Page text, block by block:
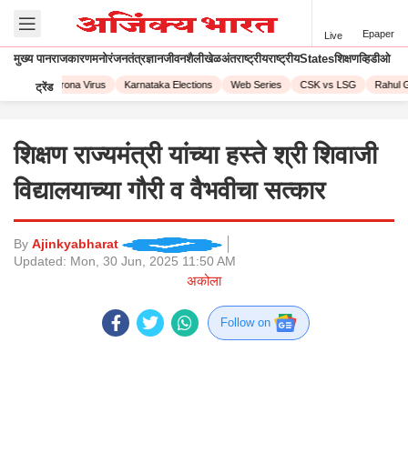
Live Epaper
मुख्य पानराजकारणमनोरंजनतंत्रज्ञानजीवनशैलीखेळअंतराष्ट्रीयराष्ट्रीयStatesशिक्षणव्हिडीओ
ट्रेंडCorona Virus Karnataka Elections Web Series CSK vs LSG Rahul
शिक्षण राज्यमंत्री यांच्या हस्ते श्री शिवाजी
विद्यालयाच्या गौरी व वैभवीचा सत्कार
By Ajinkyabharat
Updated: Mon, 30 Jun, 2025 11:50 AM
अकोला
Follow on